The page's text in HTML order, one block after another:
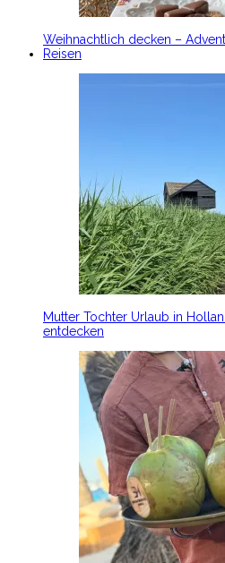
Weihnachtlich decken –
Reisen
Mutter Tochter Urlaub in
entdecken